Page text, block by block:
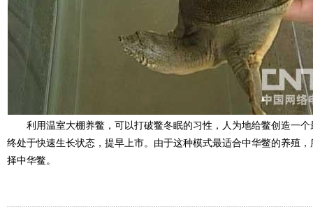
利用温室大棚养鳖，可以打破鳖冬眠的习性，人为地给鳖创造一个
终处于快速生长状态，提早上市。由于这种模式最适合中华鳖的养殖
择中华鳖。